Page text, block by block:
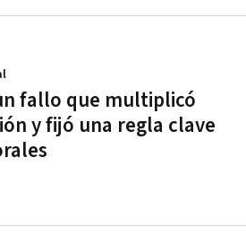
fallo que multiplicó
y fijó una regla clave